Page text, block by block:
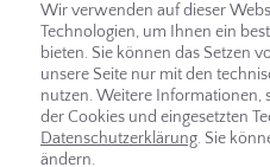
IHR
Wir verwenden auf dieser
Technologien, um Ihnen ein
bieten. Sie können das Setzen
unsere Seite nur mit den
nutzen. Weitere Informationen,
der Cookies und eingesetzten
Datenschutzerklärung. Sie
ändern.